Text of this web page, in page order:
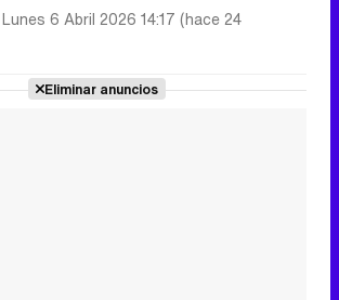
Lunes 6 Abril 2026 14:17 (hace 24
Eliminar anuncios